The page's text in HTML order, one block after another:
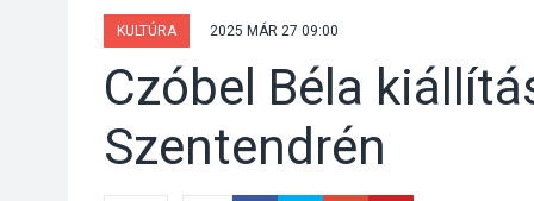
KULTÚRA 2025 MÁR 27 09:00
Czóbel Béla
Szentendrén